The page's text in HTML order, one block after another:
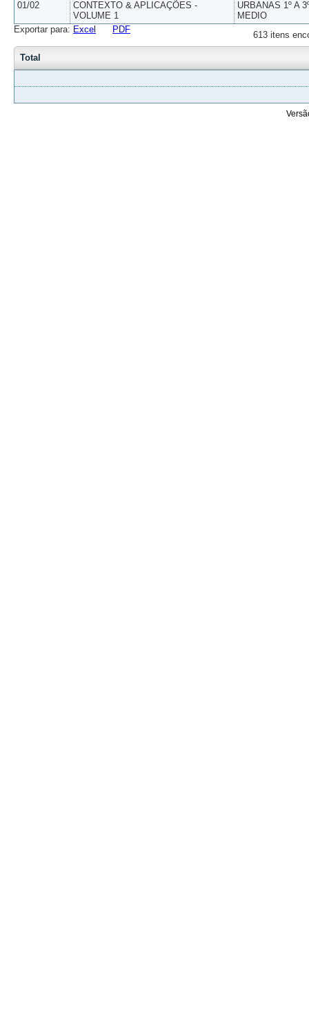
01/02
CONTEXTO & APLICAÇÕES -
VOLUME 1
URBANAS 1º A
MEDIO
613 itens
Exportar para: Excel PDF
Total